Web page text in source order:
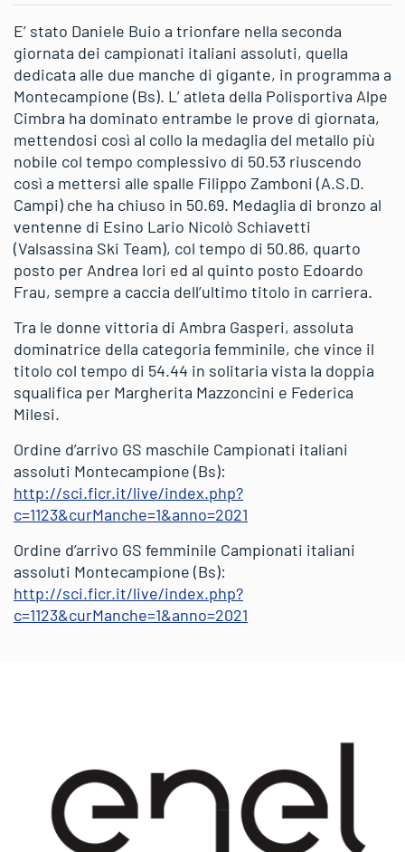
E’ stato Daniele Buio a trionfare nella seconda
giornata dei campionati italiani assoluti, quella
dedicata alle due manche di gigante, in programma a
Montecampione (Bs). L’ atleta della Polisportiva Alpe
Cimbra ha dominato entrambe le prove di giornata,
mettendosi così al collo la medaglia del metallo più
nobile col tempo complessivo di 50.53 riuscendo
così a mettersi alle spalle Filippo Zamboni (A.S.D.
Campi) che ha chiuso in 50.69. Medaglia di bronzo al
ventenne di Esino Lario Nicolò Schiavetti
(Valsassina Ski Team), col tempo di 50.86, quarto
posto per Andrea Iori ed al quinto posto Edoardo
Frau, sempre a caccia dell’ultimo titolo in carriera.
Tra le donne vittoria di Ambra Gasperi, assoluta
dominatrice della categoria femminile, che vince il
titolo col tempo di 54.44 in solitaria vista la doppia
squalifica per Margherita Mazzoncini e Federica
Milesi.
Ordine d’arrivo GS maschile Campionati italiani
assoluti Montecampione (Bs):
http://sci.ficr.it/live/index.php?
c=1123&curManche=1&anno=2021
Ordine d’arrivo GS femminile Campionati italiani
assoluti Montecampione (Bs):
http://sci.ficr.it/live/index.php?
c=1123&curManche=1&anno=2021